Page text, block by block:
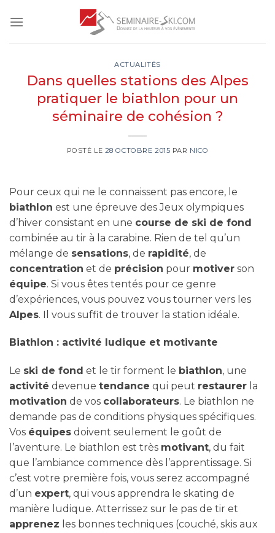
ACTUALITÉS
Dans quelles stations des Alpes
pratiquer le biathlon pour un
séminaire de cohésion ?
POSTÉ LE 28 OCTOBRE 2015 PAR NICO
Pour ceux qui ne le connaissent pas encore, le
biathlon est une épreuve des Jeux olympiques
d’hiver consistant en une course de ski de fond
combinée au tir à la carabine. Rien de tel qu’un
mélange de sensations, de rapidité, de
concentration et de précision pour motiver son
équipe. Si vous êtes tentés pour ce genre
d’expériences, vous pouvez vous tourner vers les
Alpes. Il vous suffit de trouver la station idéale.
Biathlon : activité ludique et motivante
Le ski de fond et le tir forment le biathlon, une
activité devenue tendance qui peut restaurer la
motivation de vos collaborateurs. Le biathlon ne
demande pas de conditions physiques spécifiques.
Vos équipes doivent seulement le goût de
l’aventure. Le biathlon est très motivant, du fait
que l’ambiance commence dès l’apprentissage. Si
c’est votre première fois, vous serez accompagné
d’un expert, qui vous apprendra le skating de
manière ludique. Atterrissez sur le pas de tir et
apprenez les bonnes techniques (couché, skis aux